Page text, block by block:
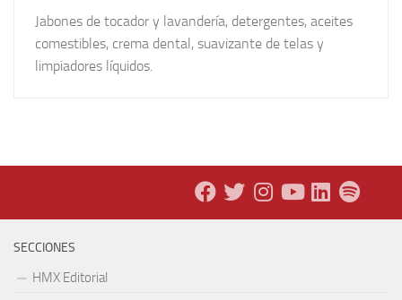
Jabones de tocador y lavandería, detergentes, aceites
comestibles, crema dental, suavizante de telas y
limpiadores líquidos.
SECCIONES
HMX Editorial